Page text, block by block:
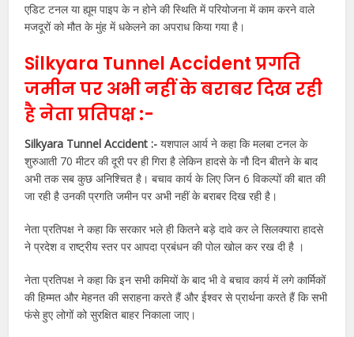
एडिट टनल या ह्यूम पाइप के न होने की स्थिति में परियोजना में काम करने वाले
मजदूरों को मौत के मुंह में धकेलने का अपराध किया गया है।
Silkyara Tunnel Accident प्रगति
जमीन पर अभी नहीं के बराबर दिख रही
है नेता प्रतिपक्ष :-
Silkyara Tunnel Accident :- यशपाल आर्य ने कहा कि मलबा टनल के
शुरुआती 70 मीटर की दूरी पर ही गिरा है लेकिन हादसे के नौ दिन बीतने के बाद
अभी तक सब कुछ अनिश्चित है। बचाव कार्य के लिए जिन 6 विकल्पों की बात की
जा रही है उनकी प्रगति जमीन पर अभी नहीं के बराबर दिख रही है।
नेता प्रतिपक्ष ने कहा कि सरकार भले ही कितने बड़े दावे कर ले सिलक्यारा हादसे
ने प्रदेश व राष्ट्रीय स्तर पर आपदा प्रबंधन की पोल खोल कर रख दी है ।
नेता प्रतिपक्ष ने कहा कि इन सभी कमियों के बाद भी वे बचाव कार्य में लगे कार्मिकों
की हिम्मत और मेहनत की सराहना करते हैं और ईश्वर से प्रार्थना करते हैं कि सभी
फंसे हुए लोगों को सुरक्षित बाहर निकाला जाए।